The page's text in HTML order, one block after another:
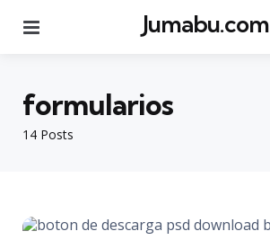
Jumabu.com
14 Posts
formularios